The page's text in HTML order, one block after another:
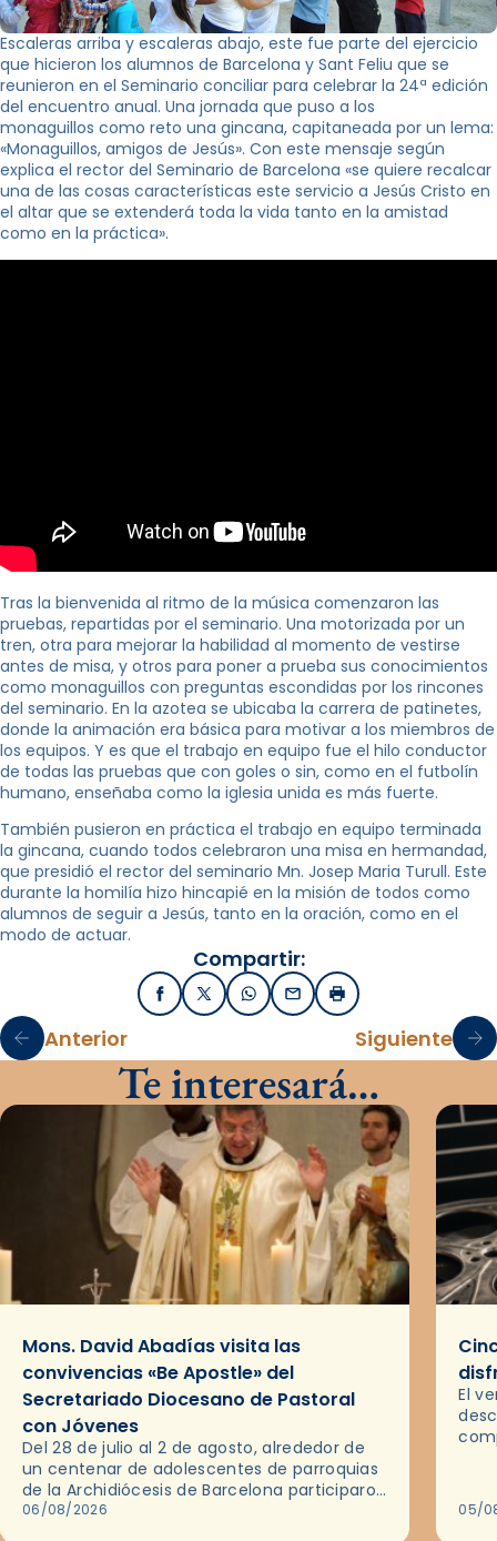
Escaleras arriba y escaleras abajo, este fue parte del ejercicio
que hicieron los alumnos de Barcelona y Sant Feliu que se
reunieron en el Seminario conciliar para celebrar la 24ª edición
del encuentro anual. Una jornada que puso a los
monaguillos como reto una gincana, capitaneada por un lema:
«Monaguillos, amigos de Jesús». Con este mensaje según
explica el rector del Seminario de Barcelona «se quiere recalcar
una de las cosas características este servicio a Jesús Cristo en
el altar que se extenderá toda la vida tanto en la amistad
como en la práctica».
Tras la bienvenida al ritmo de la música comenzaron las
pruebas, repartidas por el seminario. Una motorizada por un
tren, otra para mejorar la habilidad al momento de vestirse
antes de misa, y otros para poner a prueba sus conocimientos
como monaguillos con preguntas escondidas por los rincones
del seminario. En la azotea se ubicaba la carrera de patinetes,
donde la animación era básica para motivar a los miembros de
los equipos. Y es que el trabajo en equipo fue el hilo conductor
de todas las pruebas que con goles o sin, como en el futbolín
humano, enseñaba como la iglesia unida es más fuerte.
También pusieron en práctica el trabajo en equipo terminada
la gincana, cuando todos celebraron una misa en hermandad,
que presidió el rector del seminario Mn. Josep Maria Turull. Este
durante la homilía hizo hincapié en la misión de todos como
alumnos de seguir a Jesús, tanto en la oración, como en el
modo de actuar.
Compartir:
FacebookX / TwitterWhatsApp
EmailImprimir
Anterior Siguiente
Te interesará…
Mons. David Abadías visita las
convivencias «Be Apostle» del
Secretariado Diocesano de Pastoral
con Jóvenes
Del 28 de julio al 2 de agosto, alrededor de
un centenar de adolescentes de parroquias
de la Archidiócesis de Barcelona participaron
en las convivencias Be Apostle, organizadas
06/08/2026
El
05/